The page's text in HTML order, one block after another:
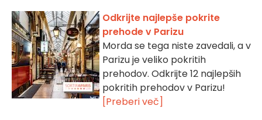
Odkrijte najlepše pokrite
prehode v Parizu
Morda se tega niste zavedali, a v
Parizu je veliko pokritih
prehodov. Odkrijte 12 najlepših
pokritih prehodov v Parizu!
[Preberi več]